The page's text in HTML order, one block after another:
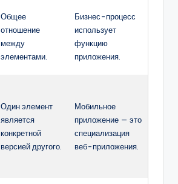
Общее
отношение
между
элементами.
Бизнес-процесс
использует
функцию
приложения.
Один элемент
является
конкретной
версией другого.
Мобильное
приложение — это
специализация
веб-приложения.